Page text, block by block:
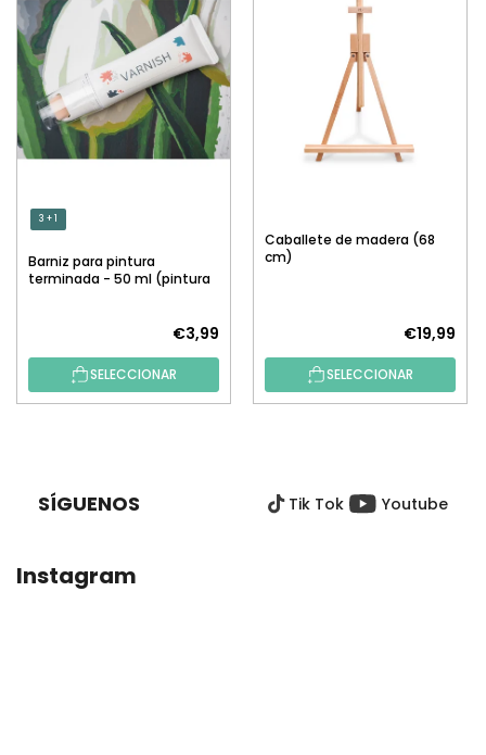
3 + 1
Barniz para pintura
terminada - 50 ml (pintura
€3,99
SELECCIONAR
Caballete de madera (68
cm)
€19,99
SELECCIONAR
SÍGUENOS Tik Tok Youtube
Instagram